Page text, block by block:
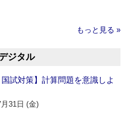
もっと見る »
ジタル
国試対策】計算問題を意識しよ
31日 (金)